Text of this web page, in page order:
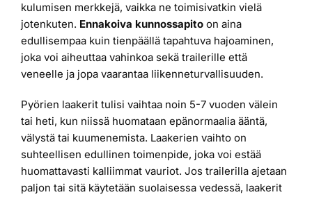
kulumisen merkkejä, vaikka ne toimisivatkin vielä
jotenkuten. Ennakoiva kunnossapito on aina
edullisempaa kuin tienpäällä tapahtuva hajoaminen,
joka voi aiheuttaa vahinkoa sekä trailerille että
veneelle ja jopa vaarantaa liikenneturvallisuuden.
Pyörien laakerit tulisi vaihtaa noin 5-7 vuoden välein
tai heti, kun niissä huomataan epänormaalia ääntä,
välystä tai kuumenemista. Laakerien vaihto on
suhteellisen edullinen toimenpide, joka voi estää
huomattavasti kalliimmat vauriot. Jos trailerilla ajetaan
paljon tai sitä käytetään suolaisessa vedessä, laakerit